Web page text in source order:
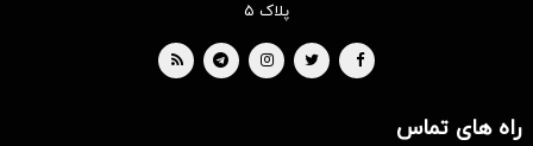
پلاک ۵
راه های تماس